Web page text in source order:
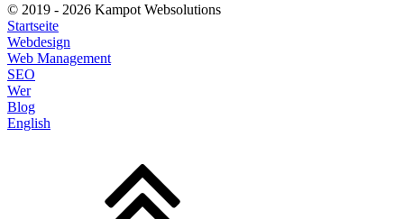
© 2019 - 2026 Kampot Websolutions
Startseite
Webdesign
Web Management
SEO
Wer
Blog
English